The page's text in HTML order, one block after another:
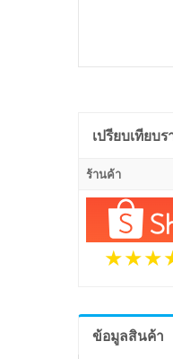
เปรียบเทียบร
ร้านค้า
ข้อมูลสินค้า